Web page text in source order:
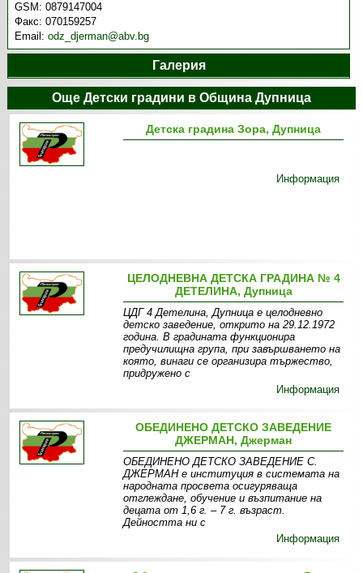
GSM:0879147004
Факс:070159257
Email:odz_djerman@abv.bg
Галерия
Още Детски градини в Община Дупница
Детска градина Зора, Дупница
Информация
ЦЕЛОДНЕВНА ДЕТСКА ГРАДИНА № 4
ДЕТЕЛИНА, Дупница
ЦДГ 4 Детелина, Дупница е целодневно
детско заведение, открито на 29.12.1972
година. В градината функционира
предучилищна група, при завършването на
която, винаги се организира тържество,
придружено с
Информация
ОБЕДИНЕНО ДЕТСКО ЗАВЕДЕНИЕ
ДЖЕРМАН, Джерман
ОБЕДИНЕНО ДЕТСКО ЗАВЕДЕНИЕ С.
ДЖЕРМАН е институция в системата на
народната просвета осигуряваща
отглеждане, обучение и възпитание на
децата от 1,6 г. – 7 г. възраст.
Дейността ни с
Информация